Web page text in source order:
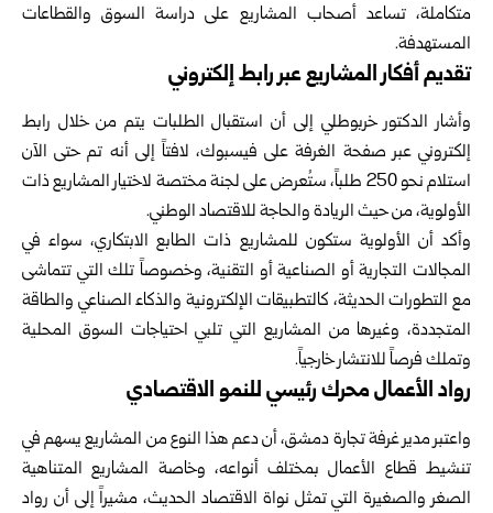
متكاملة، تساعد أصحاب المشاريع على دراسة السوق والقطاعات
المستهدفة.
تقديم أفكار المشاريع عبر رابط إلكتروني
وأشار الدكتور خربوطلي إلى أن استقبال الطلبات يتم من خلال رابط
إلكتروني عبر صفحة الغرفة على فيسبوك، لافتاً إلى أنه تم حتى الآن
استلام نحو 250 طلباً، ستُعرض على لجنة مختصة لاختيار المشاريع ذات
الأولوية، من حيث الريادة والحاجة للاقتصاد الوطني.
وأكد أن الأولوية ستكون للمشاريع ذات الطابع الابتكاري، سواء في
المجالات التجارية أو الصناعية أو التقنية، وخصوصاً تلك التي تتماشى
مع التطورات الحديثة، كالتطبيقات الإلكترونية والذكاء الصناعي والطاقة
المتجددة، وغيرها من المشاريع التي تلبي احتياجات السوق المحلية
وتملك فرصاً للانتشار خارجياً.
رواد الأعمال محرك رئيسي للنمو الاقتصادي
واعتبر مدير غرفة تجارة دمشق، أن دعم هذا النوع من المشاريع يسهم في
تنشيط قطاع الأعمال بمختلف أنواعه، وخاصة المشاريع المتناهية
الصغر والصغيرة التي تمثل نواة الاقتصاد الحديث، مشيراً إلى أن رواد